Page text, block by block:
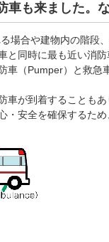
も来ました。
場合や建物内の階段
同時に最も近い消防
車（Pumper）と救
車が到着することも
・安全を確保するた